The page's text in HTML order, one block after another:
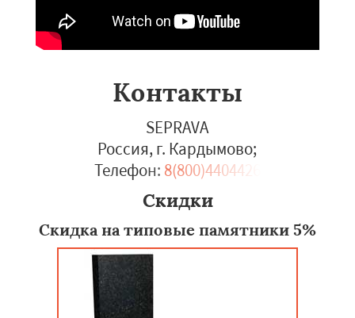
Контакты
SEPRAVA
Россия, г. Кардымово;
Телефон: 8(800)4404426
Скидки
Скидка на типовые памятники 5%